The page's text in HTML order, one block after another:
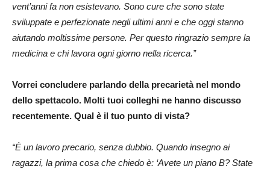
vent’anni fa non esistevano. Sono cure che sono state
sviluppate e perfezionate negli ultimi anni e che oggi stanno
aiutando moltissime persone. Per questo ringrazio sempre la
medicina e chi lavora ogni giorno nella ricerca.”
Vorrei concludere parlando della precarietà nel mondo
dello spettacolo. Molti tuoi colleghi ne hanno discusso
recentemente. Qual è il tuo punto di vista?
“È un lavoro precario, senza dubbio. Quando insegno ai
ragazzi, la prima cosa che chiedo è: ‘Avete un piano B? State